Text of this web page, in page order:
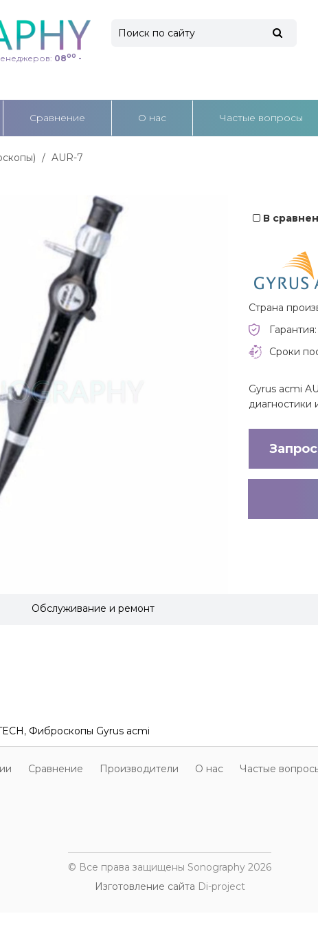
0800 -
Cравнение О нас Частые вопросы
AUR-7
В
Страна
Сроки
Gyrus acmi
диагностики
Обслуживание и ремонт
, Фиброскопы Gyrus acmi
Cравнение Производители О нас Частые
© Все права защищены Sonography 2026
Изготовление сайта Di-project